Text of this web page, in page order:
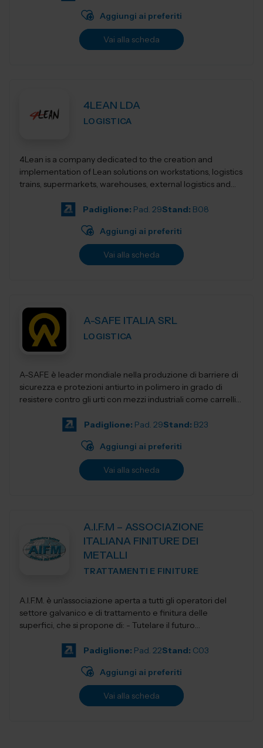
Aggiungi ai preferiti
Vai alla scheda
4LEAN LDA
LOGISTICA
4Lean is a company dedicated to the creation and
implementation of Lean solutions on workstations, logistics
trains, supermarkets, warehouses, external logistics and
Padiglione: Pad. 29Stand: B08
Aggiungi ai preferiti
Vai alla scheda
A-SAFE ITALIA SRL
LOGISTICA
A-SAFE è leader mondiale nella produzione di barriere di
sicurezza e protezioni antiurto in polimero in grado di
resistere contro gli urti con mezzi industriali come carrelli
Padiglione: Pad. 29Stand: B23
Aggiungi ai preferiti
Vai alla scheda
A.I.F.M – ASSOCIAZIONE
ITALIANA FINITURE DEI
METALLI
TRATTAMENTI E FINITURE
A.I.F.M. è un'associazione aperta a tutti gli operatori del
settore galvanico e di trattamento e finitura delle
superfici, che si propone di: - Tutelare il futuro
Padiglione: Pad. 22Stand: C03
Aggiungi ai preferiti
Vai alla scheda